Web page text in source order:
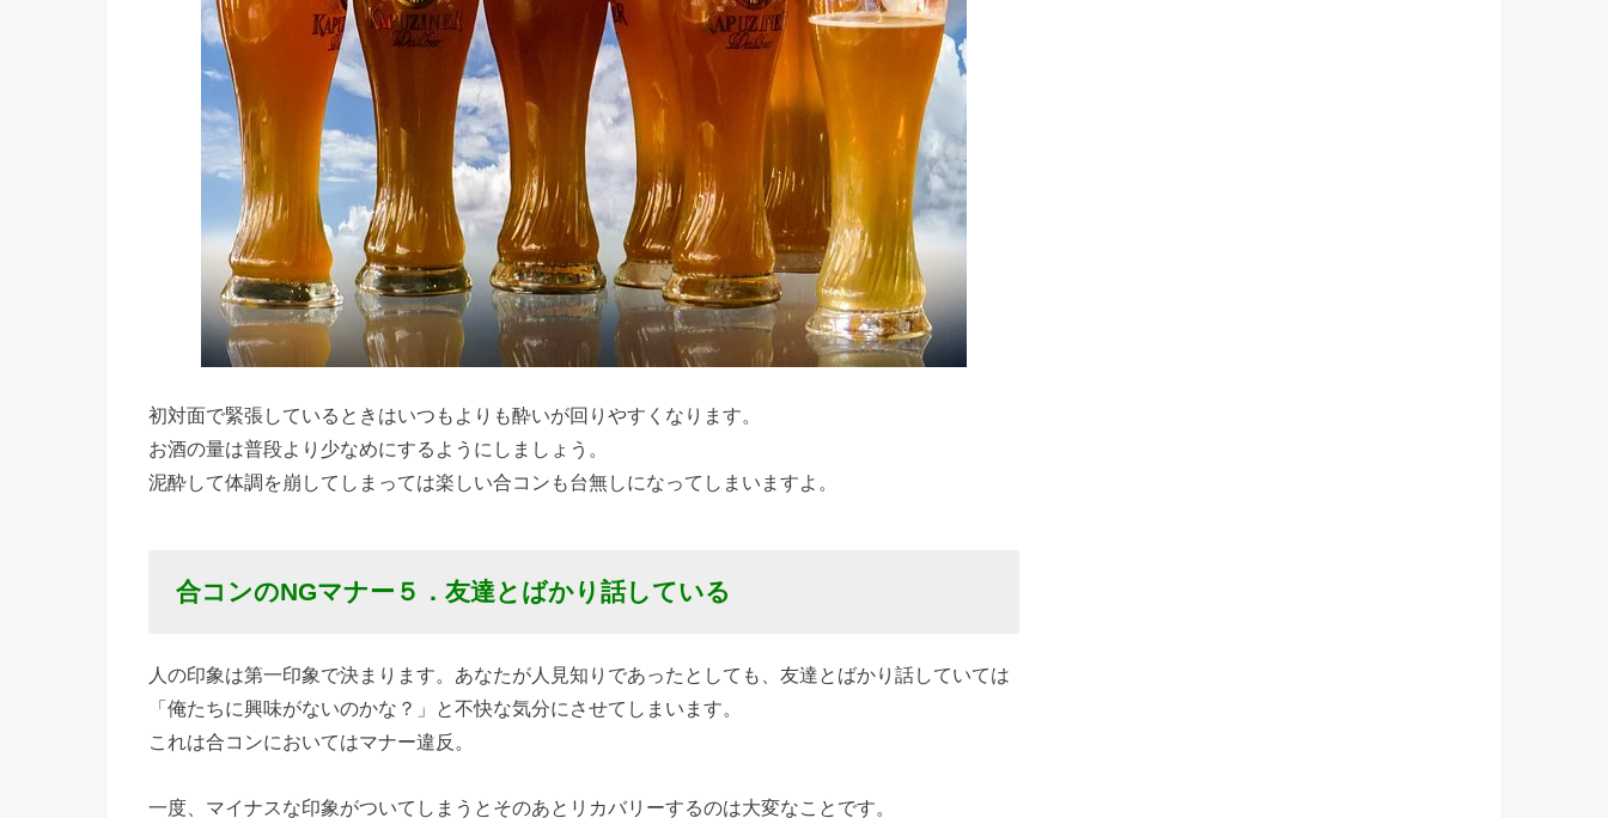
プレーで
す！
初対面で緊張しているときはいつもよりも酔いが回りやすくなります。
お酒の量は普段より少なめにするようにしましょう。
泥酔して体調を崩してしまっては楽しい合コンも台無しになってしまいますよ。
合コンのNGマナー ５．友達とばかり話している
人の印象は第一印象で決まります。あなたが人見知りであったとしても、友達とばかり話していては
「俺たちに興味がないのかな？」と不快な気分にさせてしまいます。
これは合コンにおいてはマナー違反。
一度、マイナスな印象がついてしまうとそのあとリカバリーするのは大変なことです。